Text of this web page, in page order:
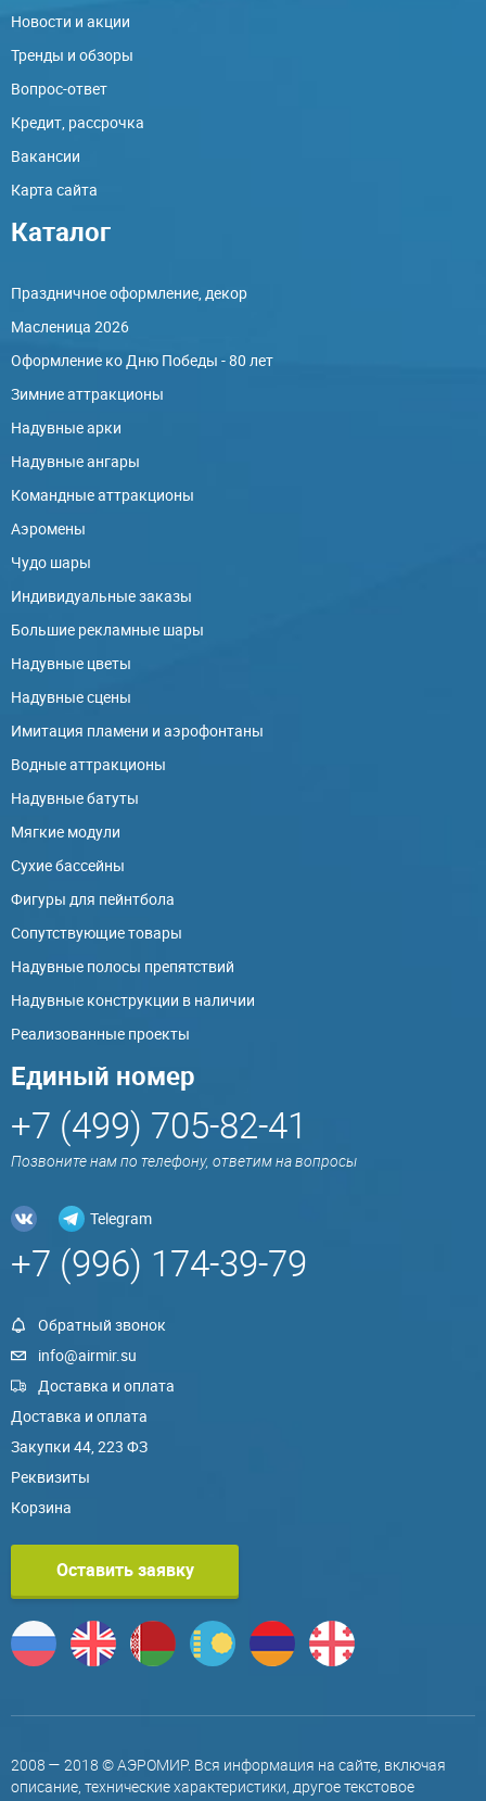
Новости и акции
Тренды и обзоры
Вопрос-ответ
Кредит, рассрочка
Вакансии
Карта сайта
Каталог
Праздничное оформление, декор
Масленица 2026
Оформление ко Дню Победы - 80 лет
Зимние аттракционы
Надувные арки
Надувные ангары
Командные аттракционы
Аэромены
Чудо шары
Индивидуальные заказы
Большие рекламные шары
Надувные цветы
Надувные сцены
Имитация пламени и аэрофонтаны
Водные аттракционы
Надувные батуты
Мягкие модули
Сухие бассейны
Фигуры для пейнтбола
Сопутствующие товары
Надувные полосы препятствий
Надувные конструкции в наличии
Реализованные проекты
Единый номер
+7 (499) 705-82-41
Позвоните нам по телефону, ответим на вопросы
Telegram
+7 (996) 174-39-79
Обратный звонок
info@airmir.su
Доставка и оплата
Доставка и оплата
Закупки 44, 223 ФЗ
Реквизиты
Корзина
Оставить заявку
2008 — 2018 © АЭРОМИР. Вся информация на сайте, включая
описание, технические характеристики, другое текстовое